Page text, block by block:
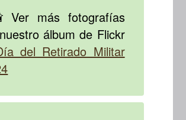
Ver más fotografías
álbum de Flickr
del Retirado Militar